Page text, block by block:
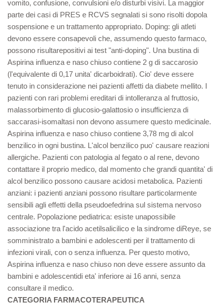
vomito, confusione, convulsioni e/o disturbi visivi. La maggior
parte dei casi di PRES e RCVS segnalati si sono risolti dopola
sospensione e un trattamento appropriato. Doping: gli atleti
devono essere consapevoli che, assumendo questo farmaco,
possono risultarepositivi ai test "anti-doping". Una bustina di
Aspirina influenza e naso chiuso contiene 2 g di saccarosio
(l'equivalente di 0,17 unita' dicarboidrati). Cio' deve essere
tenuto in considerazione nei pazienti affetti da diabete mellito. I
pazienti con rari problemi ereditari di intolleranza al fruttosio,
malassorbimento di glucosio-galattosio o insufficienza di
saccarasi-isomaltasi non devono assumere questo medicinale.
Aspirina influenza e naso chiuso contiene 3,78 mg di alcol
benzilico in ogni bustina. L'alcol benzilico puo' causare reazioni
allergiche. Pazienti con patologia al fegato o al rene, devono
contattare il proprio medico, dal momento che grandi quantita' di
alcol benzilico possono causare acidosi metabolica. Pazienti
anziani: i pazienti anziani possono risultare particolarmente
sensibili agli effetti della pseudoefedrina sul sistema nervoso
centrale. Popolazione pediatrica: esiste unapossibile
associazione tra l'acido acetilsalicilico e la sindrome diReye, se
somministrato a bambini e adolescenti per il trattamento di
infezioni virali, con o senza influenza. Per questo motivo,
Aspirina influenza e naso chiuso non deve essere assunto da
bambini e adolescentidi eta' inferiore ai 16 anni, senza
consultare il medico.
CATEGORIA FARMACOTERAPEUTICA